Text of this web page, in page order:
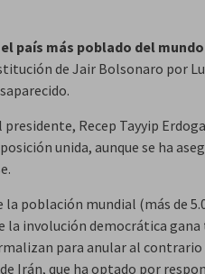
país más poblado del
de Jair Bolsonaro por
Recep Tayyip
unida, aunque se ha
la población mundial (más de
la involución democrática
para anular al contrario
Irán, que ha optado por